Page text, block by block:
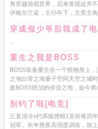
角穿越游戏世界，后来发现这并
伊格尔兰诺，主仆年下，主受主
穿成假少爷后我成了
...
重生之我是BOSS
BOSS装备重生在一个怪物身上
之地白骨之海量子空间天空之城
敌BOSS统治的传说之地，如今
别钓了啦[电竞]
正直清冷x钓系狐狸精1苏折夜四
冠军。长年熬夜高强度训练，加